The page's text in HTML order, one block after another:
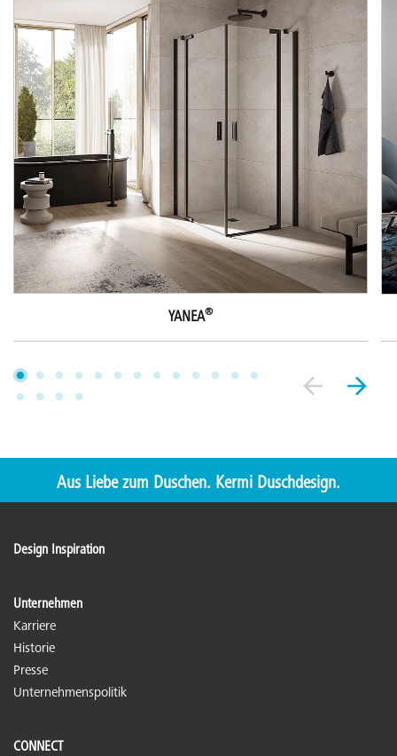
YANEA®
Aus Liebe zum Duschen. Kermi Duschdesign.
Design Inspiration
Unternehmen
Karriere
Historie
Presse
Unternehmenspolitik
CONNECT